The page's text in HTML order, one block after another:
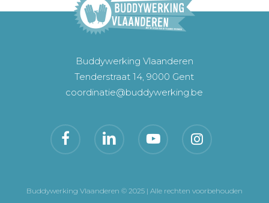
Buddywerking Vlaanderen
Tenderstraat 14, 9000 Gent
coordinatie@buddywerking.be
Buddywerking Vlaanderen © 2025 | Alle rechten voorbehouden